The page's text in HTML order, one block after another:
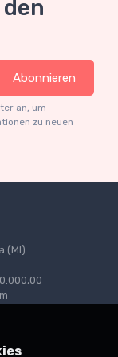
Press
Abonnieren
an, um
zu neuen
(MI)